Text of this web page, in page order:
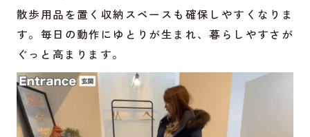
散歩用品を置く収納スペースも確保しやすくなりま
す。毎日の動作にゆとりが生まれ、暮らしやすさが
ぐっと高まります。